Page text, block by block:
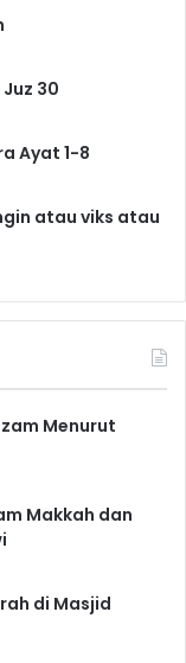
30
Ayat 1-8
atau viks atau
Menurut
Makkah dan
di Masjid